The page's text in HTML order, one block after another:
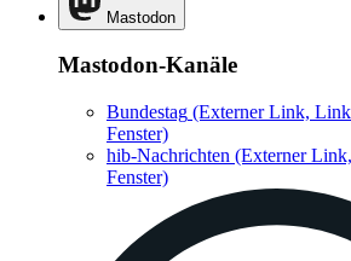
Mastodon
Mastodon-Kanäle
Bundestag (Externer Link,
Fenster)
hib-Nachrichten (Externer
Fenster)